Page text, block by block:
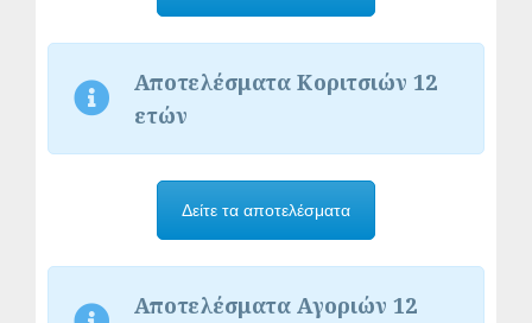
Αποτελέσματα Κοριτσιών 12
ετών
Δείτε τα αποτελέσματα
Αποτελέσματα Αγοριών 12